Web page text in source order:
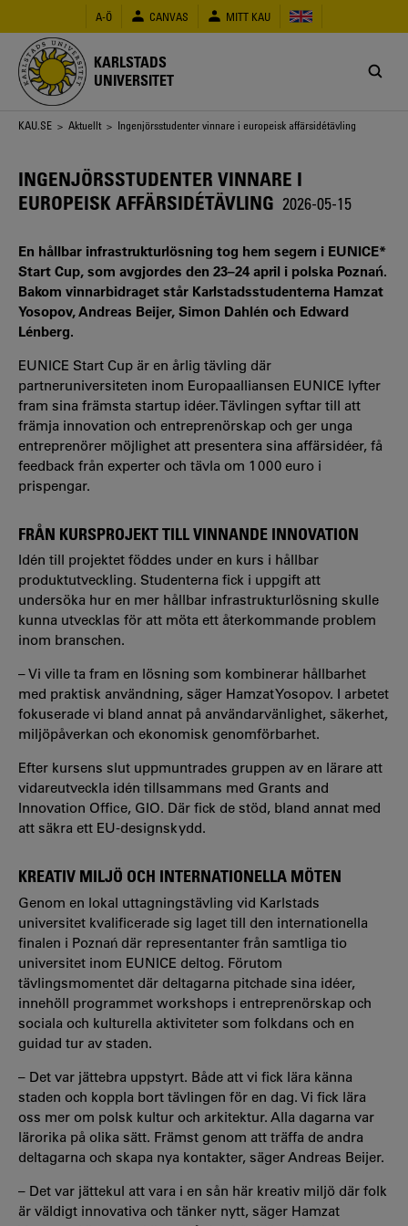
huvudinnehåll
A-Ö CANVAS MITT KAU
KARLSTADS
UNIVERSITET
Länkstig
KAU.SE > Aktuellt > Ingenjörsstudenter vinnare i europeisk affärsidétävling
INGENJÖRSSTUDENTER VINNARE I
EUROPEISK AFFÄRSIDÉTÄVLING 2026-05-15
En hållbar infrastrukturlösning tog hem segern i EUNICE*
Start Cup, som avgjordes den 23–24 april i polska Poznań.
Bakom vinnarbidraget står Karlstadsstudenterna Hamzat
Yosopov, Andreas Beijer, Simon Dahlén och Edward
Lénberg.
EUNICE Start Cup är en årlig tävling där
partneruniversiteten inom Europaalliansen EUNICE lyfter
fram sina främsta startup idéer. Tävlingen syftar till att
främja innovation och entreprenörskap och ger unga
entreprenörer möjlighet att presentera sina affärsidéer, få
feedback från experter och tävla om 1 000 euro i
prispengar.
FRÅN KURSPROJEKT TILL VINNANDE INNOVATION
Idén till projektet föddes under en kurs i hållbar
produktutveckling. Studenterna fick i uppgift att
undersöka hur en mer hållbar infrastrukturlösning skulle
kunna utvecklas för att möta ett återkommande problem
inom branschen.
– Vi ville ta fram en lösning som kombinerar hållbarhet
med praktisk användning, säger Hamzat Yosopov. I arbetet
fokuserade vi bland annat på användarvänlighet, säkerhet,
miljöpåverkan och ekonomisk genomförbarhet.
Efter kursens slut uppmuntrades gruppen av en lärare att
vidareutveckla idén tillsammans med Grants and
Innovation Office, GIO. Där fick de stöd, bland annat med
att säkra ett EU-designskydd.
KREATIV MILJÖ OCH INTERNATIONELLA MÖTEN
Genom en lokal uttagningstävling vid Karlstads
universitet kvalificerade sig laget till den internationella
finalen i Poznań där representanter från samtliga tio
universitet inom EUNICE deltog. Förutom
tävlingsmomentet där deltagarna pitchade sina idéer,
innehöll programmet workshops i entreprenörskap och
sociala och kulturella aktiviteter som folkdans och en
guidad tur av staden.
– Det var jättebra uppstyrt. Både att vi fick lära känna
staden och koppla bort tävlingen för en dag. Vi fick lära
oss mer om polsk kultur och arkitektur. Alla dagarna var
lärorika på olika sätt. Främst genom att träffa de andra
deltagarna och skapa nya kontakter, säger Andreas Beijer.
– Det var jättekul att vara i en sån här kreativ miljö där folk
är väldigt innovativa och tänker nytt, säger Hamzat